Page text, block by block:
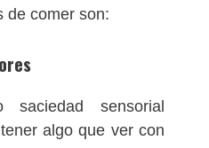
de comer son:
s
sensorial
algo que ver con